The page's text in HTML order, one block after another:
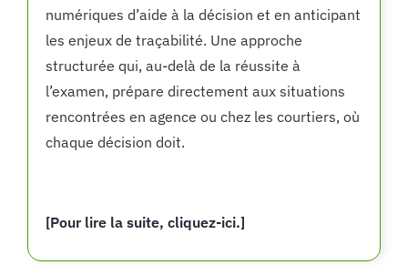
numériques d’aide à la décision et en anticipant
les enjeux de traçabilité. Une approche
structurée qui, au-delà de la réussite à
l’examen, prépare directement aux situations
rencontrées en agence ou chez les courtiers, où
chaque décision doit.
[Pour lire la suite, cliquez-ici.]